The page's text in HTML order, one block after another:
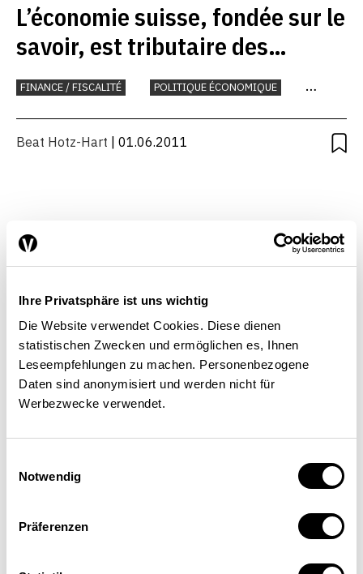
Ihre Privatsphäre ist uns wichtig
Die Website verwendet Cookies. Diese dienen
statistischen Zwecken und ermöglichen es, Ihnen
Leseempfehlungen zu machen. Personenbezogene
Daten sind anonymisiert und werden nicht für
Werbezwecke verwendet.
Notwendig
Präferenzen
L’économie suisse, fondée sur le
savoir, est tributaire des
étudiants scolarisés à létranger
FINANCE / FISCALITÉ
POLITIQUE ÉCONOMIQUE
Beat Hotz-Hart | 01.06.2011
La collaboration en matière de
R&D entre les hautes écoles et
les entreprises
FINANCE / FISCALITÉ
PLACE ÉCONOMIQUE
RECHERCHE ET INNOVATION
Beat Hotz-Hart| 01.01.2010
la formation, la recherche et
jusqu’à présent?
FORMATION